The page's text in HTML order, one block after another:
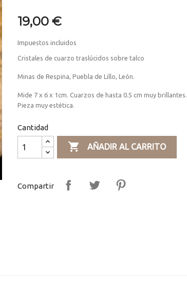
19,00 €
Impuestos incluidos
Cristales de cuarzo traslúcidos sobre talco
Minas de Respina, Puebla de Lillo, León.
Mide 7 x 6 x 1cm. Cuarzos de hasta 0.5 cm muy brillantes.
Pieza muy estética.
Cantidad
 AÑADIR AL CARRITO
Compartir